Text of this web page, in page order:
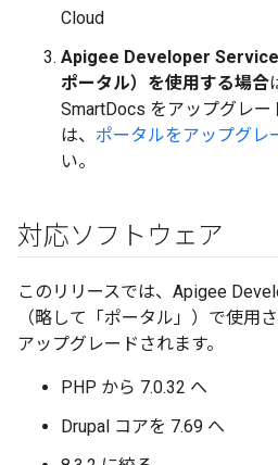
Cloud
Apigee Developer
ポータル）を使用する場合
SmartDocs をアップグレー
は、 ポータルをアップグレ
い。
対応ソフトウェア
このリリースでは、Apigee
（略して「ポータル」 ）で使用
アップグレードされます。
PHP から 7.0.32 へ
Drupal コアを 7.69 へ